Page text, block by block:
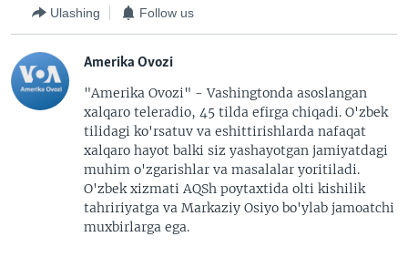
Ulashing Follow us
Amerika Ovozi
"Amerika Ovozi" - Vashingtonda asoslangan
xalqaro teleradio, 45 tilda efirga chiqadi. O'zbek
tilidagi ko'rsatuv va eshittirishlarda nafaqat
xalqaro hayot balki siz yashayotgan jamiyatdagi
muhim o'zgarishlar va masalalar yoritiladi.
O'zbek xizmati AQSh poytaxtida olti kishilik
tahririyatga va Markaziy Osiyo bo'ylab jamoatchi
muxbirlarga ega.